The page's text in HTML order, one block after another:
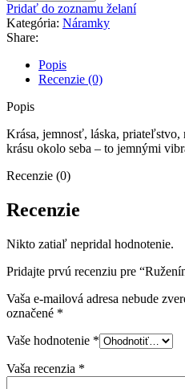
Pridať do zoznamu želaní
Kategória: Náramky
Share:
Popis
Recenzie (0)
Popis
Krása, jemnosť, láska,
krásu okolo seba – to jemnými
Recenzie (0)
Recenzie
Nikto zatiaľ nepridal hodnotenie.
Pridajte prvú recenziu pre
Vaša e-mailová adresa nebude
označené *
Vaše hodnotenie *
Vaša recenzia *